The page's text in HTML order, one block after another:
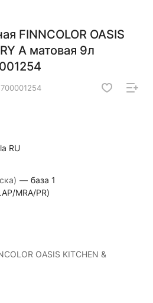
FINNCOLOR OASIS
A матовая 9л
700001254
RU
— база 1
MRA/PR)
OASIS KITCHEN &